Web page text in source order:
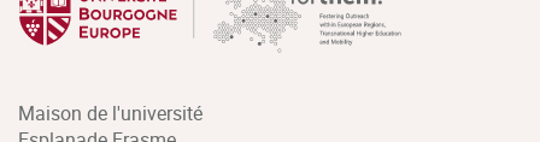
Maison de l'université